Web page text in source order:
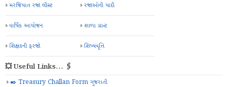
મરજિયાત રજા લીસ્ટ રજાઓની યાદી
વાર્ષિક આયોજન શાળા ગ્રાન્ટ
શિક્ષકની ફરજો શિષ્યવૃત્તિ
💥 Useful Links... 🖇️
✒️ Treasury Challan Form ગુજરાતી